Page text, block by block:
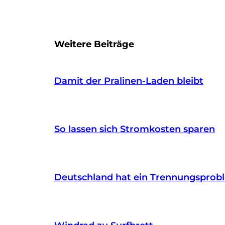
Weitere Beiträge
Damit der Pralinen-Laden bleibt
So lassen sich Stromkosten sparen
Deutschland hat ein